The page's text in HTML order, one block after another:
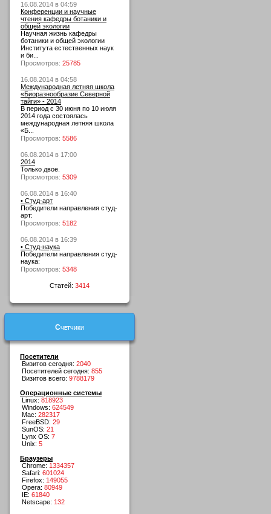
16.08.2014 в 04:59
Конференции и научные
чтения кафедры ботаники и
общей экологии
Научная жизнь кафедры
ботаники и общей экологии
Института естественных наук
и би...
Просмотров: 25785
16.08.2014 в 04:58
Международная летняя школа
«Биоразнообразие Северной
тайги» - 2014
В период с 30 июня по 10 июля
2014 года состоялась
международная летняя школа
«Б...
Просмотров: 5586
06.08.2014 в 17:00
2014
Только двое.
Просмотров: 5309
06.08.2014 в 16:40
• Студ-арт
Победители направления студ-
арт:
Просмотров: 5182
06.08.2014 в 16:39
• Студ-наука
Победители направления студ-
наука:
Просмотров: 5348
Статей: 3414
Счетчики
Посетители
Визитов сегодня: 2040
Посетителей сегодня: 855
Визитов всего: 9788179
Операционные системы
Linux: 818923
Windows: 624549
Mac: 282317
FreeBSD: 29
SunOS: 21
Lynx OS: 7
Unix: 5
Браузеры
Chrome: 1334357
Safari: 601024
Firefox: 149055
Opera: 80949
IE: 61840
Netscape: 132